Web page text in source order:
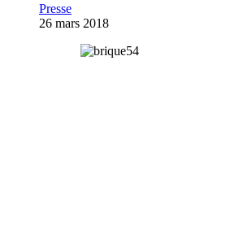
Presse
26 mars 2018